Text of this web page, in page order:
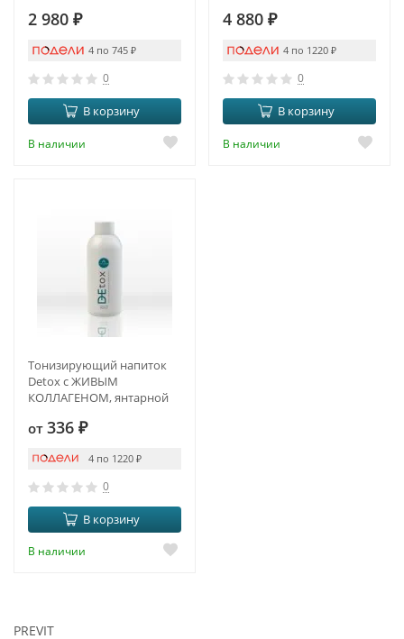
2 980 ₽
4 по 745 ₽
0
В корзину
В наличии
4 880 ₽
4 по 1220 ₽
0
В корзину
В наличии
Тонизирующий напиток
Detox с ЖИВЫМ
КОЛЛАГЕНОМ, янтарной
от 336 ₽
4 по 1220 ₽
0
В корзину
В наличии
PREVIT